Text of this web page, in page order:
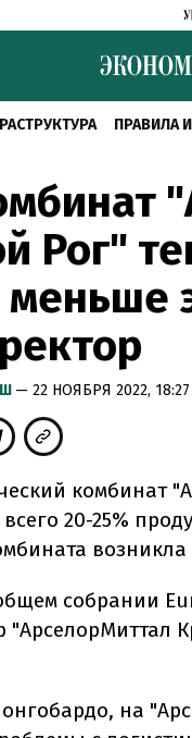
ПРАВИЛА
Рог"
меньше
— 22 НОЯБРЯ 2022, 18:27
комбинат
20-25%
собрании
"АрселорМиттал
на